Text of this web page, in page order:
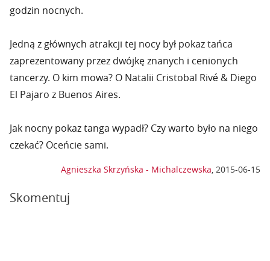
godzin nocnych.
Jedną z głównych atrakcji tej nocy był pokaz tańca
zaprezentowany przez dwójkę znanych i cenionych
tancerzy. O kim mowa? O Natalii Cristobal Rivé & Diego
El Pajaro z Buenos Aires.
Jak nocny pokaz tanga wypadł? Czy warto było na niego
czekać? Oceńcie sami.
Agnieszka Skrzyńska - Michalczewska, 2015-06-15
Skomentuj